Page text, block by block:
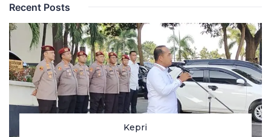
Recent Posts
Kepri